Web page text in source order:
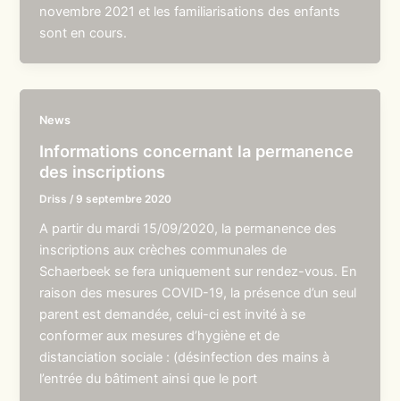
novembre 2021 et les familiarisations des enfants
sont en cours.
News
Informations concernant la permanence
des inscriptions
Driss / 9 septembre 2020
A partir du mardi 15/09/2020, la permanence des
inscriptions aux crèches communales de
Schaerbeek se fera uniquement sur rendez-vous. En
raison des mesures COVID-19, la présence d’un seul
parent est demandée, celui-ci est invité à se
conformer aux mesures d’hygiène et de
distanciation sociale : (désinfection des mains à
l’entrée du bâtiment ainsi que le port